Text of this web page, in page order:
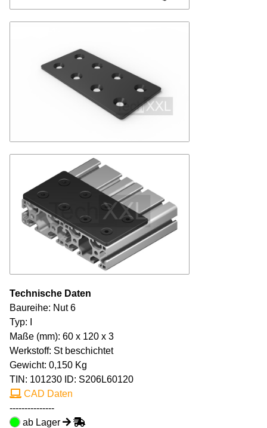
Technische Daten
Baureihe: Nut 6
Typ: I
Maße (mm): 60 x 120 x 3
Werkstoff: St beschichtet
Gewicht: 0,150 Kg
TIN: 101230 ID: S206L60120
CAD Daten
---------------
ab Lager